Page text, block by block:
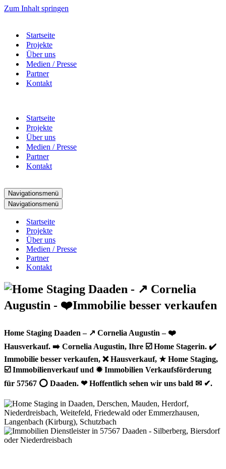
Zum Inhalt springen
Startseite
Projekte
Über uns
Medien / Presse
Partner
Kontakt
Startseite
Projekte
Über uns
Medien / Presse
Partner
Kontakt
Navigationsmenü
Navigationsmenü
Startseite
Projekte
Über uns
Medien / Presse
Partner
Kontakt
Home Staging Daaden – ↗️ Cornelia Augustin – ❤️
Hausverkauf. ➡️ Cornelia Augustin, Ihre ☑️ Home Stagerin. ✔️
Immobilie besser verkaufen, ❌ Hausverkauf, ★ Home Staging,
☑️ Immobilienverkauf und ✹ Immobilien Verkaufsförderung
für 57567 ⭕ Daaden. ❤ Hoffentlich sehen wir uns bald ✉ ✔.